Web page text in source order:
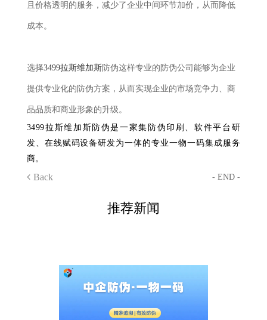
且价格透明的服务，减少了企业中间环节加价，从而降低
成本。
选择3499拉斯维加斯防伪这样专业的防伪公司能够为企业
提供专业化的防伪方案，从而实现企业的市场竞争力、商
品品质和商业形象的升级。
3499拉斯维加斯防伪是一家集防伪印刷、软件平台研
发、在线赋码设备研发为一体的专业一物一码集成服务
商。
Back - END -
推荐新闻